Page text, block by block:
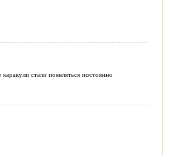
стали появляться постоянно